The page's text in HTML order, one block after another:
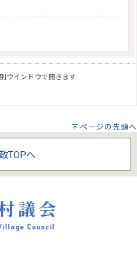
ウインドウで開きます
ページの先頭へ
TOPへ